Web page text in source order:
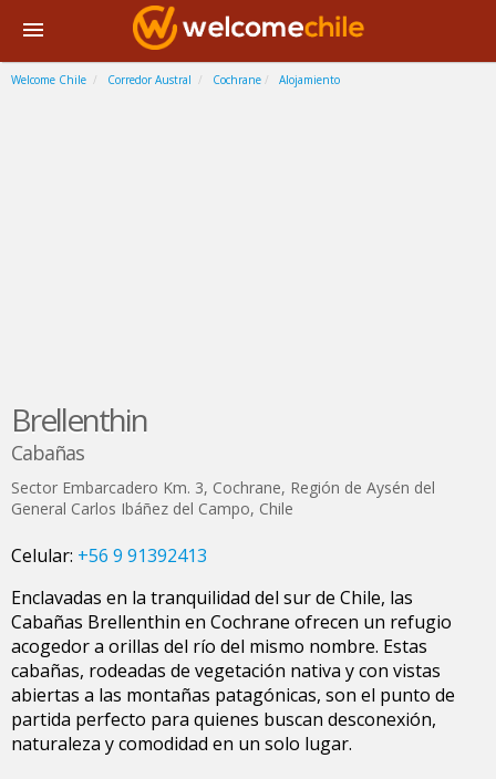
Welcome Chile Corredor Austral Cochrane Alojamiento
Brellenthin
Cabañas
Sector Embarcadero Km. 3, Cochrane, Región de Aysén del
General Carlos Ibáñez del Campo, Chile
Celular: +56 9 91392413
Enclavadas en la tranquilidad del sur de Chile, las
Cabañas Brellenthin en Cochrane ofrecen un refugio
acogedor a orillas del río del mismo nombre. Estas
cabañas, rodeadas de vegetación nativa y con vistas
abiertas a las montañas patagónicas, son el punto de
partida perfecto para quienes buscan desconexión,
naturaleza y comodidad en un solo lugar.